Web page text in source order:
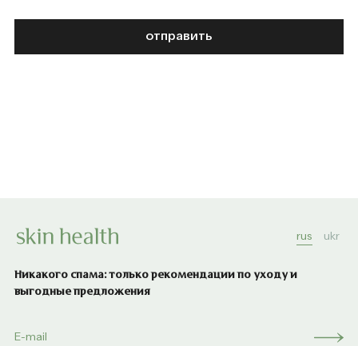
отправить
rus ukr
Никакого спама: только рекомендации по уходу и
выгодные предложения